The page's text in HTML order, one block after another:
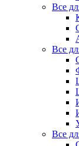
Все
Все
Все